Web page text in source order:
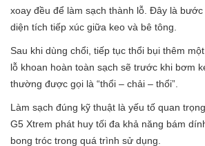
xoay đều để làm sạch thành lỗ. Đây là
diện tích tiếp xúc giữa keo và bê tông.
Sau khi dùng chổi, tiếp tục thổi bụi thêm
lỗ khoan hoàn toàn sạch sẽ trước khi bơm
thường được gọi là “thổi – chải – thổi”.
Làm sạch đúng kỹ thuật là yếu tố quan
G5 Xtrem phát huy tối đa khả năng bám
bong tróc trong quá trình sử dụng.